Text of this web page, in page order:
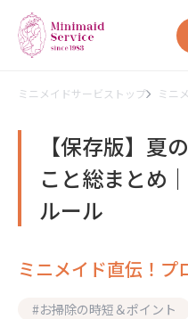
ミニメイドサービストップ ミニ
【保存版】夏
こと総まとめ
ルール
ミニメイド直伝！プ
#お掃除の時短＆ポイント